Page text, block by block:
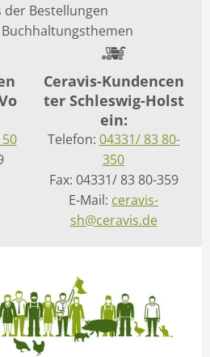
der Bestellungen
Buchhaltungsthemen
Ceravis-Kundencen
ter Schleswig-Holst
ein:
Telefon: 04331/ 83 80-
350
Fax: 04331/ 83 80-359
E-Mail: ceravis-
sh@ceravis.de